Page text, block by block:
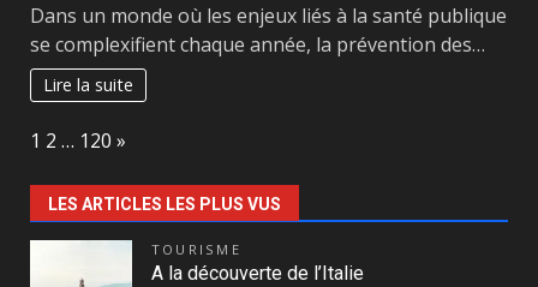
Dans un monde où les enjeux liés à la santé publique
se complexifient chaque année, la prévention des…
Lire la suite
Page:
1 2 … 120 Next
»
LES ARTICLES LES PLUS VUS
TOURISME
A la découverte de l’Italie